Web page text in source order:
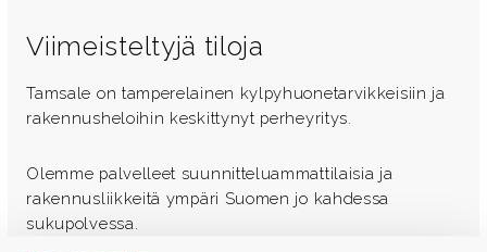
Viimeisteltyjä tiloja
Tamsale on tamperelainen kylpyhuonetarvikkeisiin ja
rakennusheloihin keskittynyt perheyritys.
Olemme palvelleet suunnitteluammattilaisia ja
rakennusliikkeitä ympäri Suomen jo kahdessa
sukupolvessa.